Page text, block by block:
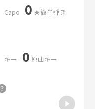
Capo 0 ★簡単弾き
キー 0 原曲キー